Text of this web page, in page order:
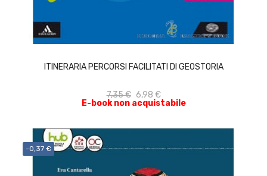
ITINERARIA PERCORSI FACILITATI DI GEOSTORIA
7,35 € 6,98 €
E-book non acquistabile
ACQUISTA
-0,37 €